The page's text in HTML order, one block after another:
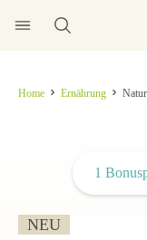
Home Ernährung
NEU
1